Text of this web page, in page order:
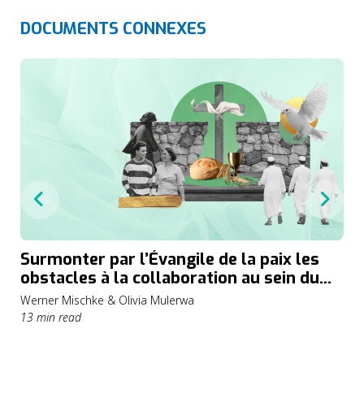
DOCUMENTS CONNEXES
Surmonter par l’Évangile de la paix les
obstacles à la collaboration au sein du
Royaume de Dieu
Werner Mischke & Olivia Mulerwa
13 min read